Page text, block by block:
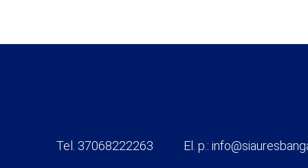
Tel. 37068222263 El. p.: